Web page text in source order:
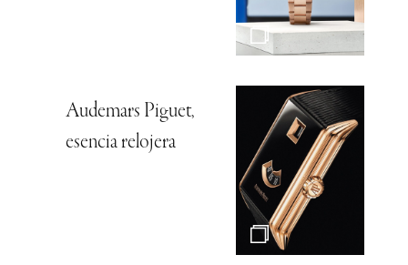
Audemars Piguet,
esencia relojera